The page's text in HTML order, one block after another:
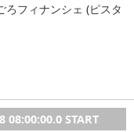
と」新感覚の耳かきを
きを嫌がるお子さん
すすめです。
ろフィナンシェ (ピスタ
08:00:00.0 START